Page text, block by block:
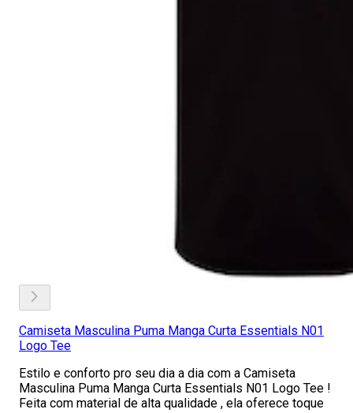
Camiseta Masculina Puma Manga Curta Essentials N01
Logo Tee
Estilo e conforto pro seu dia a dia com a Camiseta
Masculina Puma Manga Curta Essentials N01 Logo Tee !
Feita com material de alta qualidade , ela oferece toque